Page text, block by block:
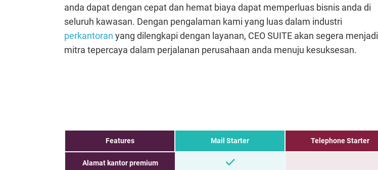
anda dapat dengan cepat dan hemat biaya dapat memperluas bisnis anda di
seluruh kawasan. Dengan pengalaman kami yang luas dalam industri
perkantoran yang dilengkapi dengan layanan, CEO SUITE akan segera menjadi
mitra tepercaya dalam perjalanan perusahaan anda menuju kesuksesan.
Features Mail Starter Telephone Starter
Alamat kantor premium